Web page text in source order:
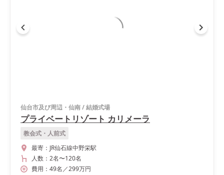
仙台市及び周辺・仙南/結婚式場
プライベートリゾート カリメーラ
教会式・人前式
最寄： JR仙石線中野栄駅
人数： 2名〜120名
費用： 49名 ／299万円